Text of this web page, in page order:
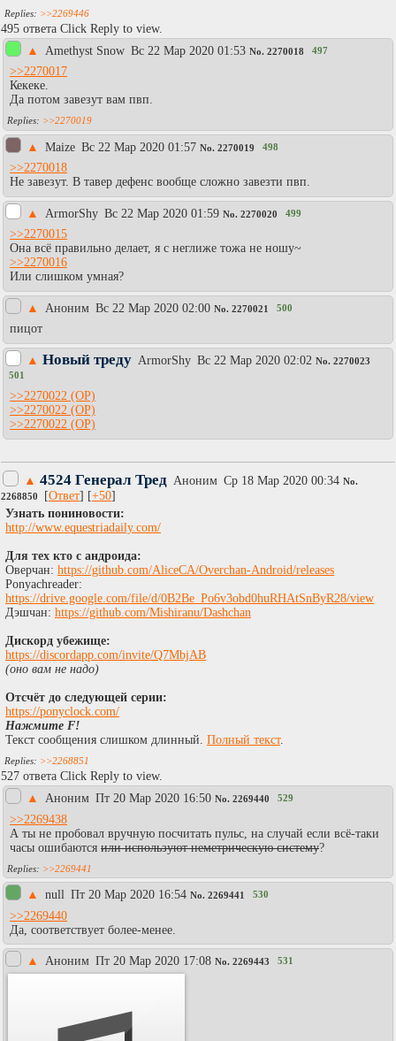
>>2269446
495 ответа Click Reply to view.
▲
Amethyst Snow Вc 22 Мар 2020 01:53 No. 2270018 497
>>2270017
Кекеке.
Да потом завезут вам пвп.
>>2270019
▲ Maize Вc 22 Мар 2020 01:57 No. 2270019 498
>>2270018
Не завезут. В тавер дефенс вообще сложно завезти пвп.
▲ АrmоrShy Вc 22 Мар 2020 01:59 No. 2270020 499
>>2270015
Она всё правильно делает, я с неглиже тожа не ношу~
>>2270016
Или слишком умная?
▲ Аноним Вc 22 Мар 2020 02:00 No. 2270021 500
пицот
▲ Новый треду АrmоrShy Вc 22 Мар 2020 02:02 No. 2270023
501
>>2270022
>>2270022
>>2270022
▲ 4524 Генерал Тред Аноним Ср 18 Мар 2020 00:34 No.
2268850
[Ответ] [+50]
Узнать пониновости:
http://www.equestriadaily.com/
Для тех кто с андроида:
Оверчан: https://github.com/AliceCA/Overchan-Android/releases
Ponyachreader:
https://drive.google.com/file/d/0B2Be_Po6v3obd0huRHAtSnByR28/view
Дэшчан: https://github.com/Mishiranu/Dashchan
Дискорд убежище:
https://discordapp.com/invite/Q7MbjAB
(оно вам не надо)
Отсчёт до следующей серии:
https://ponyclock.com/
Нажмите F!
Текст сообщения слишком длинный. Полный текст.
>>2268851
527 ответа Click Reply to view.
▲
Аноним Пт 20 Мар 2020 16:50 No. 2269440 529
>>2269438
А ты не пробовал вручную посчитать пульс, на случай если всё-таки
часы ошибаются или используют неметрическую систему?
>>2269441
▲ null Пт 20 Мар 2020 16:54 No. 2269441 530
>>2269440
Да, соответствует более-менее.
▲ Аноним Пт 20 Мар 2020 17:08 No. 2269443 531